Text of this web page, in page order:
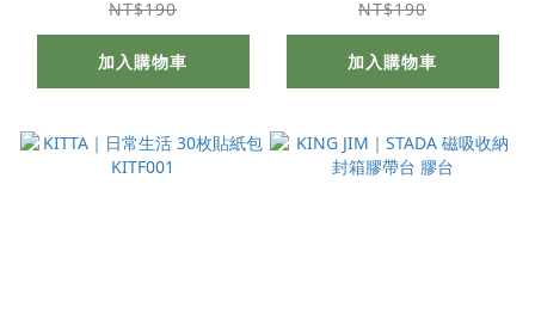
NT$190
加入購物車
NT$190
加入購物車